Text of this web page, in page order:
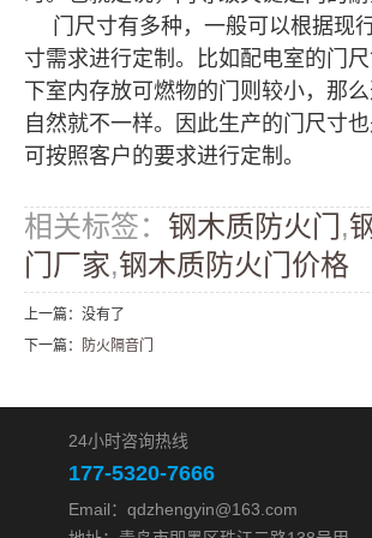
门尺寸有多种，一般可以根据现
寸需求进行定制。比如配电室的门
下室内存放可燃物的门则较小，那
自然就不一样。因此生产的门尺寸也
可按照客户的要求进行定制。
相关标签： 钢木质防火门 ,
门厂家,钢木质防火门价格
上一篇：没有了
下一篇：
防火隔音门
24小时咨询热线
177-5320-7666
Email：qdzhengyin@163.com